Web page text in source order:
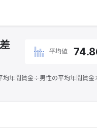
平均値
均年間賃金÷男性の平均年間賃